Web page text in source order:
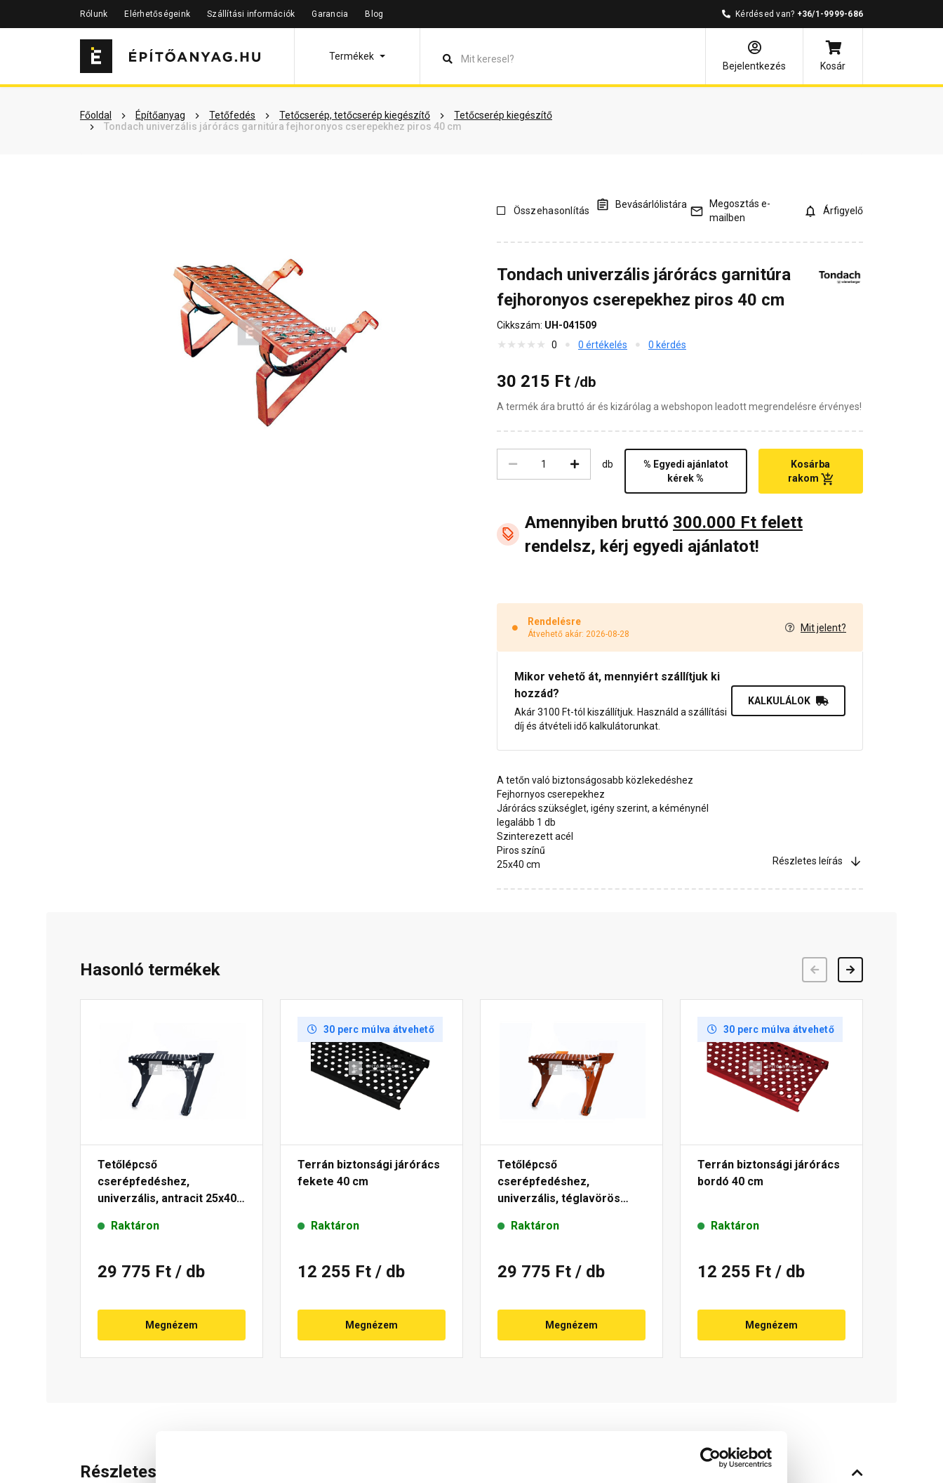
Rólunk Elérhetőségeink Szállítási információk Garancia Blog Kérdésed van? +36/1-9999-686
Termékek
Bejelentkezés
Kosár
Főoldal Építőanyag Tetőfedés Tetőcserép, tetőcserép kiegészítő
Tetőcserép kiegészítő
Tondach univerzális járórács garnitúra fejhoronyos cserepekhez piros 40 cm
Szükséged lehet rá Részletes leírás Termékinformáció Vásárlói vélemények Kérdések és válaszok Kapcsolódó cikkek
Összehasonlítás
Bevásárlólistára
Megosztás e-
mailben
Árfigyelő
Tondach univerzális járórács garnitúra
fejhoronyos cserepekhez piros 40 cm
Cikkszám: UH-041509
0
0 értékelés 0 kérdés
30 215 Ft /db
A termék ára bruttó ár és kizárólag a webshopon leadott megrendelésre érvényes!
db
% Egyedi ajánlatot
kérek %
Kosárba
rakom
Amennyiben bruttó 300.000 Ft felett
rendelsz, kérj egyedi ajánlatot!
Rendelésre
Átvehető akár: 2026-08-28
Mit jelent?
Mikor vehető át, mennyiért szállítjuk ki
hozzád?
Akár 3100 Ft-tól kiszállítjuk. Használd a szállítási
díj és átvételi idő kalkulátorunkat.
KALKULÁLOK
A tetőn való biztonságosabb közlekedéshez
Fejhornyos cserepekhez
Járórács szükséglet, igény szerint, a kéménynél
legalább 1 db
Szinterezett acél
Piros színű
25x40 cm
Részletes leírás
Hasonló termékek
Tetőlépcső
cserépfedéshez,
univerzális, antracit 25x40
Raktáron
29 775 Ft / db
Megnézem
30 perc múlva átvehető
Terrán biztonsági járórács
fekete 40 cm
Raktáron
12 255 Ft / db
Megnézem
Tetőlépcső
cserépfedéshez,
univerzális, téglavörös
Raktáron
29 775 Ft / db
Megnézem
30 perc múlva átvehető
Terrán biztonsági járórács
bordó 40 cm
Raktáron
12 255 Ft / db
Megnézem
Részletes leírás